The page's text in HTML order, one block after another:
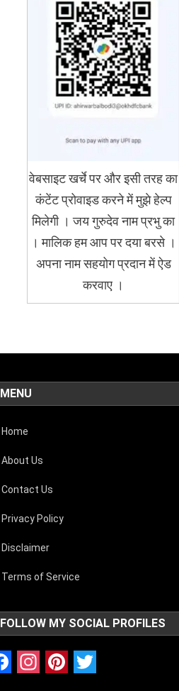
वेबसाइट खर्चे पर और इसी तरह का
कंटेंट प्रोवाइड करने में मुझे हेल्प
मिलेगी । जय गुरुदेव नाम प्रभु का
। मालिक हम आप पर दया बरसे ।
अपना नाम सहयोग प्रदान में ऐड
करवाए ।
MENU
Home
About Us
Contact Us
Privacy Policy
Disclaimer
Terms of Service
FOLLOW MY SOCIAL PROFILES